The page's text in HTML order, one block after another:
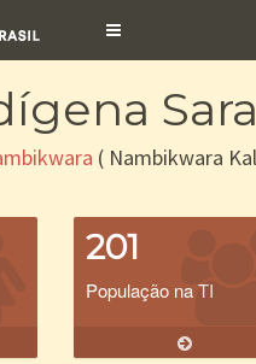
Toggle
( Nambikwara
201
População na TI